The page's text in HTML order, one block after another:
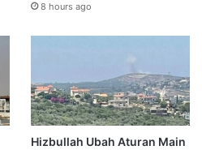
8 hours ago
Hizbullah Ubah Aturan Main